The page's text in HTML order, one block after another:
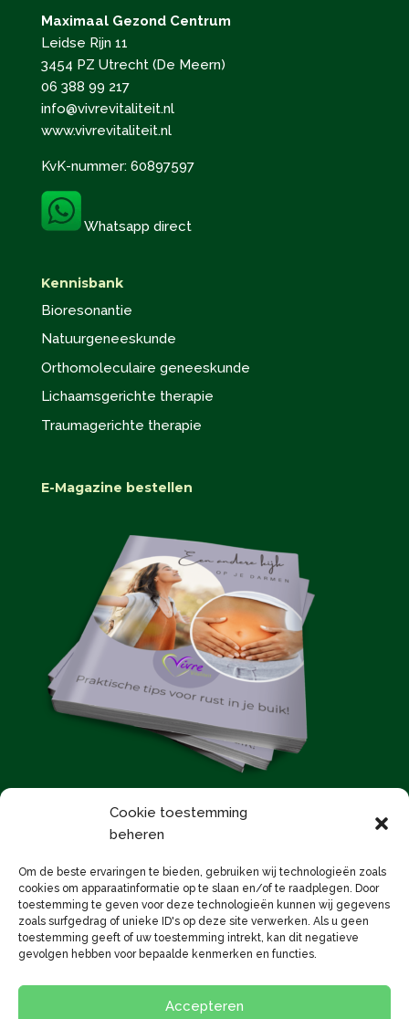
Cookie toestemming
beheren
Om de beste ervaringen te bieden, gebruiken wij technologieën zoals
cookies om apparaatinformatie op te slaan en/of te raadplegen. Door
toestemming te geven voor deze technologieën kunnen wij gegevens
zoals surfgedrag of unieke ID's op deze site verwerken. Als u geen
toestemming geeft of uw toestemming intrekt, kan dit negatieve
gevolgen hebben voor bepaalde kenmerken en functies.
Accepteren
Maximaal Gezond Centrum
Leidse Rijn 11
3454 PZ Utrecht (De Meern)
06 388 99 217
info@vivrevitaliteit.nl
www.vivrevitaliteit.nl
KvK-nummer: 60897597
Whatsapp direct
Kennisbank
Bioresonantie
Natuurgeneeskunde
Orthomoleculaire geneeskunde
Lichaamsgerichte therapie
Traumagerichte therapie
E-Magazine bestellen
E-Magazine bestellen
Algemene voorwaarden
Cookiebeleid
Jouw investering
Route
Nieuwsbrief Vivre